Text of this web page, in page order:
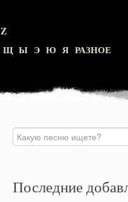
Z
Щ Ы Э Ю Я РАЗНОЕ
Последние